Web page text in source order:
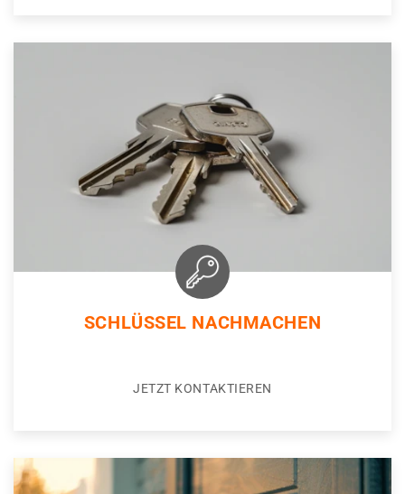
SCHLÜSSEL NACHMACHEN
JETZT KONTAKTIEREN